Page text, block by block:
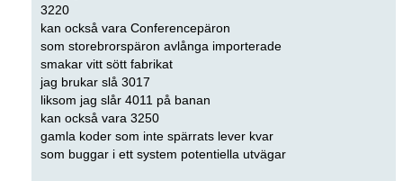
3220
kan också vara Conferencepäron
som storebrorspäron avlånga importerade
smakar vitt sött fabrikat
jag brukar slå 3017
liksom jag slår 4011 på banan
kan också vara 3250
gamla koder som inte spärrats lever kvar
som buggar i ett system potentiella utvägar